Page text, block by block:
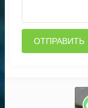
ОТПРАВИТЬ